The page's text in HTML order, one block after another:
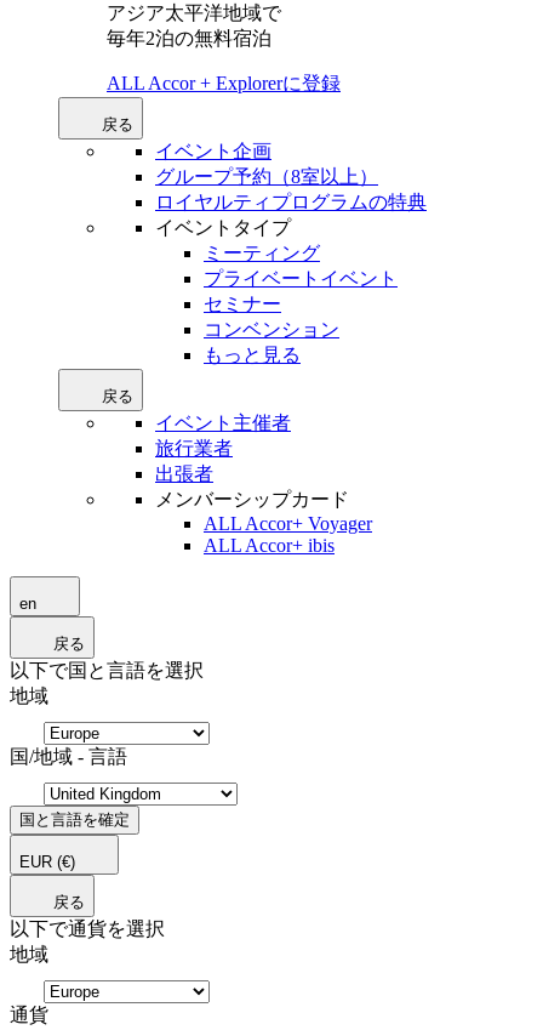
アジア太平洋地域で
毎年2泊の無料宿泊
ALL Accor + Explorerに登録
戻る
イベント企画
グループ予約（8室以上）
ロイヤルティプログラムの特典
イベントタイプ
ミーティング
プライベートイベント
セミナー
コンベンション
もっと見る
戻る
イベント主催者
旅行業者
出張者
メンバーシップカード
ALL Accor+ Voyager
ALL Accor+ ibis
en
戻る
以下で国と言語を選択
地域
国/地域 - 言語
国と言語を確定
EUR (€)
戻る
以下で通貨を選択
地域
通貨